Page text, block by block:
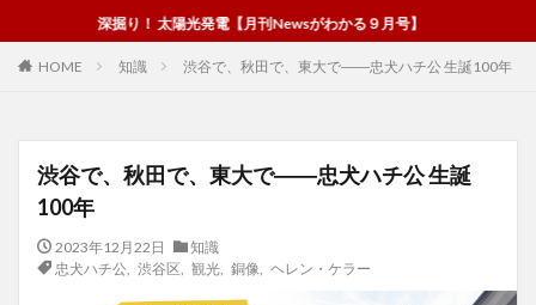
深掘り！ 太陽光発電【月刊Newsがわかる９月号】
HOME 知識 渋谷で、秋田で、東大で――忠犬ハチ公 生誕100年
渋谷で、秋田で、東大で――忠犬ハチ公 生誕
100年
2023年12月22日
知識
忠犬ハチ公
渋谷区 観光, 銅像 ヘレン・ケラー